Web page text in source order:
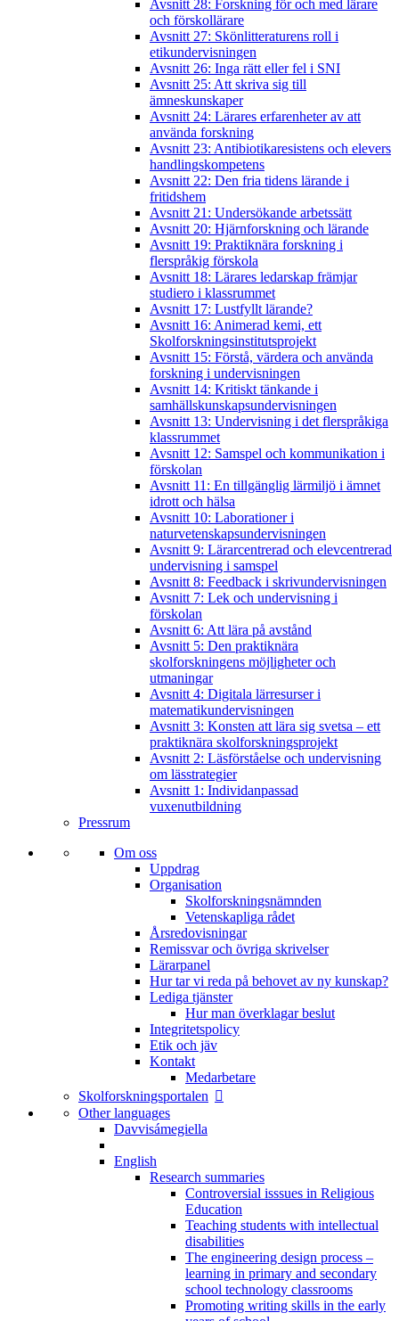
Avsnitt 28: Forskning för och med lärare
och förskollärare
Avsnitt 27: Skönlitteraturens roll i
etikundervisningen
Avsnitt 26: Inga rätt eller fel i SNI
Avsnitt 25: Att skriva sig till
ämneskunskaper
Avsnitt 24: Lärares erfarenheter av att
använda forskning
Avsnitt 23: Antibiotikaresistens och elevers
handlingskompetens
Avsnitt 22: Den fria tidens lärande i
fritidshem
Avsnitt 21: Undersökande arbetssätt
Avsnitt 20: Hjärnforskning och lärande
Avsnitt 19: Praktiknära forskning i
flerspråkig förskola
Avsnitt 18: Lärares ledarskap främjar
studiero i klassrummet
Avsnitt 17: Lustfyllt lärande?
Avsnitt 16: Animerad kemi, ett
Skolforskningsinstitutsprojekt
Avsnitt 15: Förstå, värdera och använda
forskning i undervisningen
Avsnitt 14: Kritiskt tänkande i
samhällskunskapsundervisningen
Avsnitt 13: Undervisning i det flerspråkiga
klassrummet
Avsnitt 12: Samspel och kommunikation i
förskolan
Avsnitt 11: En tillgänglig lärmiljö i ämnet
idrott och hälsa
Avsnitt 10: Laborationer i
naturvetenskapsundervisningen
Avsnitt 9: Lärarcentrerad och elevcentrerad
undervisning i samspel
Avsnitt 8: Feedback i skrivundervisningen
Avsnitt 7: Lek och undervisning i
förskolan
Avsnitt 6: Att lära på avstånd
Avsnitt 5: Den praktiknära
skolforskningens möjligheter och
utmaningar
Avsnitt 4: Digitala lärresurser i
matematikundervisningen
Avsnitt 3: Konsten att lära sig svetsa – ett
praktiknära skolforskningsprojekt
Avsnitt 2: Läsförståelse och undervisning
om lässtrategier
Avsnitt 1: Individanpassad
vuxenutbildning
Pressrum
Om oss
Uppdrag
Organisation
Skolforskningsnämnden
Vetenskapliga rådet
Årsredovisningar
Remissvar och övriga skrivelser
Lärarpanel
Hur tar vi reda på behovet av ny kunskap?
Lediga tjänster
Hur man överklagar beslut
Integritetspolicy
Etik och jäv
Kontakt
Medarbetare
Skolforskningsportalen
Other languages
Davvisámegiella
English
Research summaries
Controversial isssues in Religious
Education
Teaching students with intellectual
disabilities
The engineering design process –
learning in primary and secondary
school technology classrooms
Promoting writing skills in the early